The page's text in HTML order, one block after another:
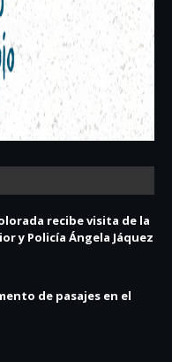
recibe visita de la
y Policía Ángela Jáquez
de pasajes en el